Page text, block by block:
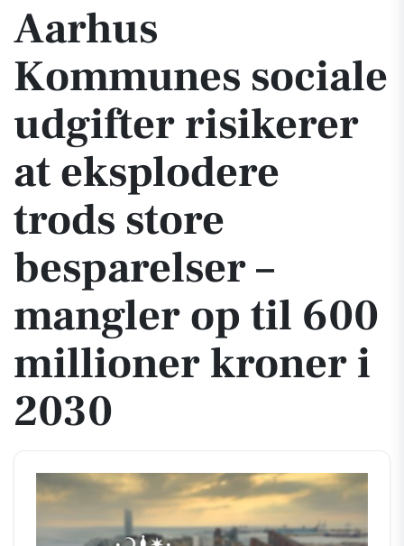
Aarhus
Kommunes sociale
udgifter risikerer
at eksplodere
trods store
besparelser –
mangler op til 600
millioner kroner i
2030